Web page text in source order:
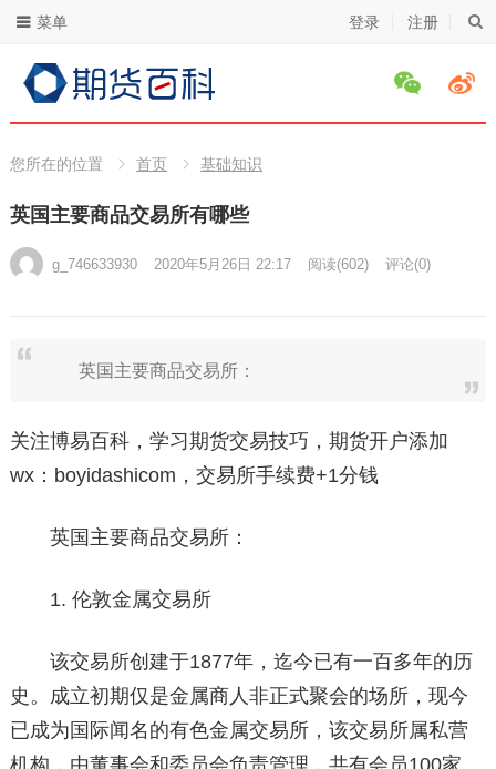
登录 注册
菜单
您所在的位置 首页 基础知识
英国主要商品交易所有哪些
g_746633930 2020年5月26日 22:17 阅读(602) 评论(0)
英国主要商品交易所：
关注博易百科，学习期货交易技巧，期货开户添加
wx：boyidashicom，交易所手续费+1分钱
英国主要商品交易所：
1. 伦敦金属交易所
该交易所创建于1877年，迄今已有一百多年的历
史。成立初期仅是金属商人非正式聚会的场所，现今
已成为国际闻名的有色金属交易所，该交易所属私营
机构，由董事会和委员会负责管理，共有会员100家。